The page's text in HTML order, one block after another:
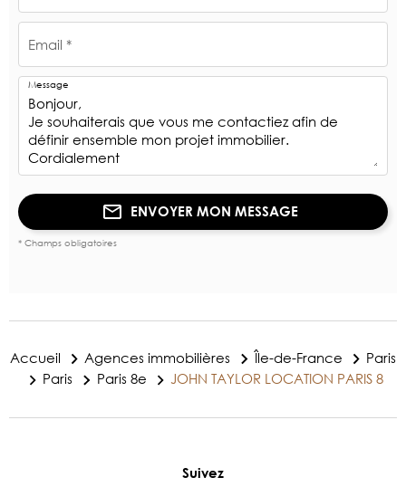
Email *
Message
ENVOYER MON MESSAGE
* Champs obligatoires
Accueil Agences immobilières Île-de-France
Paris
Paris
Paris 8e JOHN TAYLOR LOCATION PARIS 8
Suivez